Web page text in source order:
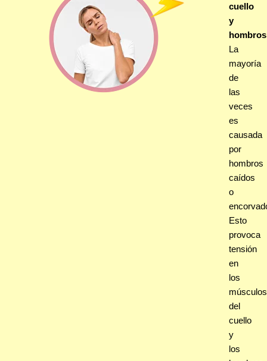
cuello
y
hombros
La
mayoría
de
las
veces
es
causada
por
hombros
caídos
o
Esto
provoca
tensión
en
los
músculos
del
cuello
y
los